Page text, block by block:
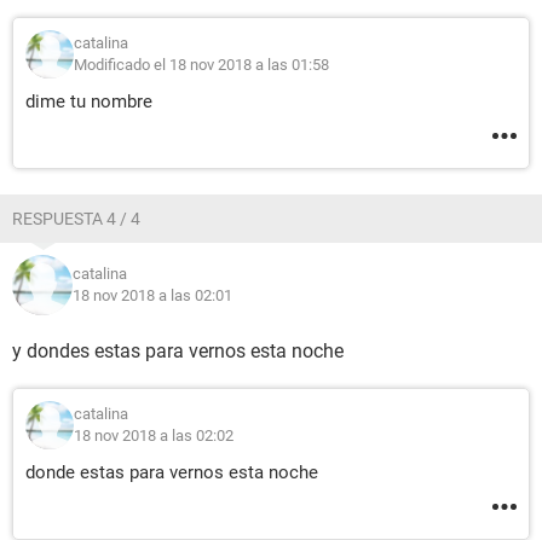
catalina
Modificado el 18 nov 2018 a las 01:58
dime tu nombre
RESPUESTA 4 / 4
catalina
18 nov 2018 a las 02:01
y dondes estas para vernos esta noche
catalina
18 nov 2018 a las 02:02
donde estas para vernos esta noche